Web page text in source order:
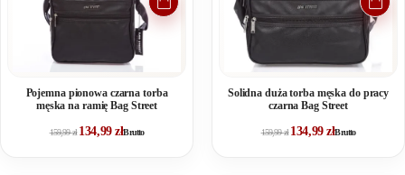
Pojemna pionowa czarna torba
męska na ramię Bag Street
159,99zł 134,99złBrutto
Solidna duża torba męska do pracy
czarna Bag Street
159,99zł 134,99złBrutto